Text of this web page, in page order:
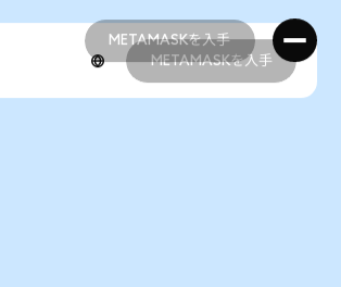
METAMASKを入手
METAMASKを入手
METAMASKを入手